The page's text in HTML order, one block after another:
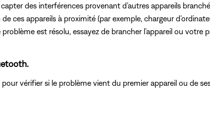
des interférences provenant d’autres appareils
ces appareils à proximité (par exemple, chargeur
problème est résolu, essayez de brancher l’appareil ou
vérifier si le problème vient du premier appareil ou de